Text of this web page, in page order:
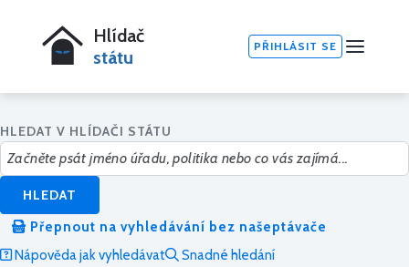
Hlídač
státu
PŘIHLÁSIT SE
HLEDAT V HLÍDAČI STÁTU
HLEDAT
Přepnout na vyhledávání bez našeptávače
Nápověda jak vyhledávat
Snadné hledání